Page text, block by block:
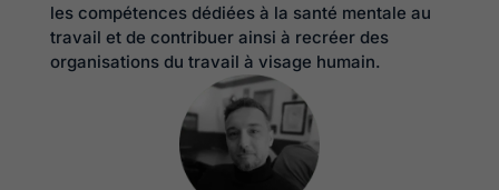
les compétences dédiées à la santé mentale au
travail et de contribuer ainsi à recréer des
organisations du travail à visage humain.